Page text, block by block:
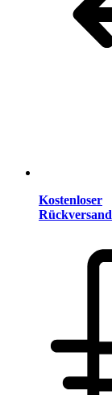
Kostenloser
Rückversand